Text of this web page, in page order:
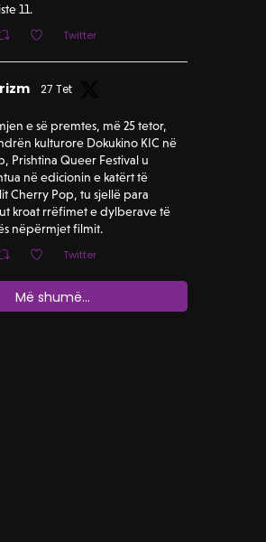
11.
Twitter
27 Tet
e së premtes, më 25 tetor,
kulturore Dokukino KIC në
Prishtina Queer Festival u
në edicionin e katërt të
Cherry Pop, tu sjellë para
kroat rrëfimet e dylberave të
nëpërmjet filmit.
Twitter
Më shumë...